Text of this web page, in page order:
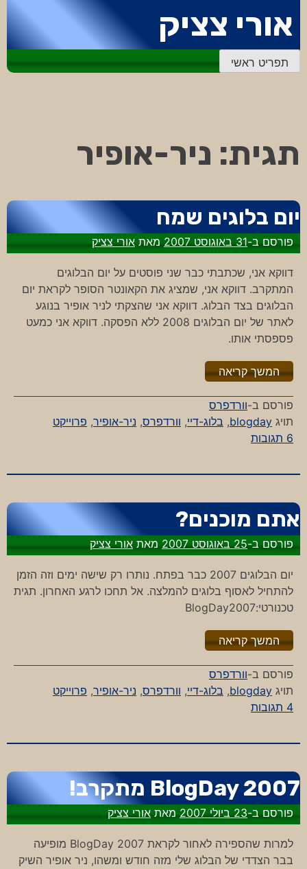
לתוכן
אורי צציק
תפריט ראשי
תגית: ניר-אופיר
יום בלוגים שמח
פורסם ב-31 באוגוסט 2007 מאתאורי צציק
דווקא אני, שכתבתי כבר שני פוסטים על יום הבלוגים
המתקרב. דווקא אני, שמציג את הקאונטר הסופר לקראת יום
הבלוגים בצד הבלוג. דווקא אני שהצקתי לניר אופיר בנוגע
לאתר של יום הבלוגים 2008 ללא הפסקה. דווקא אני כמעט
פספסתי אותו.
המשך קריאה"%s"
פורסם ב-וורדפרס
תויג blogday
, בלוג-דיי, וורדפרס, ניר-אופיר, פרוייקט
6 תגובות
על
בלוגים
אתם מוכנים?
פורסם ב-25 באוגוסט 2007 מאתאורי צציק
יום הבלוגים 2007 כבר בפתח. נותרו רק שישה ימים וזה הזמן
להתחיל לאסוף בלוגים להמלצה. אל תחכו לרגע האחרון. תגית
טכנורטי:BlogDay2007
המשך קריאה"%s"
פורסם ב-וורדפרס
תויג blogday
, בלוג-דיי, וורדפרס, ניר-אופיר, פרוייקט
4 תגובות
על
מוכנים?
BlogDay 2007 מתקרב!
פורסם ב-23 ביולי 2007 מאתאורי צציק
למרות שהספירה לאחור לקראת BlogDay 2007 מופיעה
בבר הצדדי של הבלוג שלי מזה חודש ומשהו, ניר אופיר השיק